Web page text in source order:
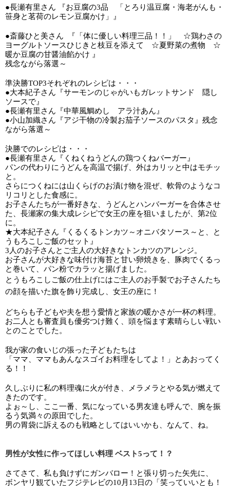
●長瀬有里さん 『お豆腐の3品　「とろり温豆腐・海老がんも・
笹身と茗荷のレモン豆腐かけ」』
●斎藤ひと美さん  『「体に優しい料理三品！！」　☆鶏わさの
ヨーグルトソースひじきと枝豆を添えて　☆夏野菜の煮物　☆
暖か豆腐の甘醤油餡かけ 』
残念ながら落選～
準決勝TOP3それぞれのレシピは・・・
●大本紀子さん『サーモンのじゃがいもガレットサンド　隠し
ソースで』
●長瀬有里さん『中華風鯛めし　アラ汁あん』
●小山加織さん『アジ干物の冷製お茄子ソースのパスタ』残念
ながら落選～
決勝でのレシピは・・・
●長瀬有里さん『くねくねうどんの鶏つくねバーガー』
パンの代わりにうどんを高温で揚げ、外はカリッと中はモチッ
と。
さらにつくねには山くらげのお漬け物を混ぜ、軟骨のようなコ
リコリとした食感に。
お子さんたちが一番好きな、うどんとハンバーガーを合体させ
た、長瀬家の集大成レシピで女王の座を狙いましたが、第2位
に。
★大本紀子さん『くるくるトンカツ～オニバタソース～と、と
うもろこしご飯のセット』
3人のお子さんとご主人の大好きなトンカツのアレンジ。
お子さんが大好きな味付け海苔と甘い卵焼きを、豚肉でくるっ
と巻いて、パン粉でカラッと揚げました。
とうもろこしご飯の仕上げにはご主人のお手製でお子さんたち
の顔を描いた旗を飾り完成し、女王の座に！
どちらも子どもや夫を想う愛情と家族の暖かさが一杯の料理。
お二人とも審査員も優劣つけ難く、頭を悩ます素晴らしい戦い
とのことでした。
我が家の食いじの張った子どもたちは
「ママ、ママもあんなスゴイお料理をしてよ！」とあおってく
る！！
久しぶりに私の料理魂に火が付き、メラメラとやる気が燃えて
きたのです。
よぉ～し、ここ一番、気になっている男友達も呼んで、腕を振
るう気満々の原田でした。
男の胃袋に訴えるのも戦略としてはいいかも、なんて、ね。
男性が女性に作ってほしい料理 ベスト5って！？
さてさて、私も負けずにガンバロー！と張り切った矢先に、
ボンヤリ観ていたフジテレビの10月13日の「笑っていいとも！